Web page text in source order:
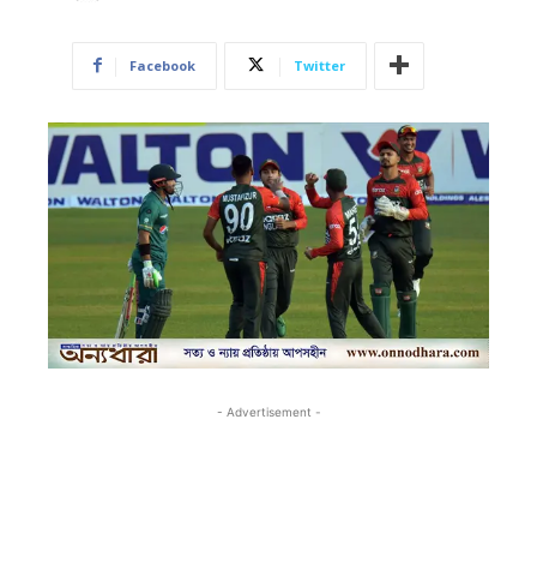
Facebook Twitter
- Advertisement -